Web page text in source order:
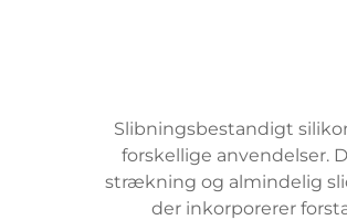
Slibningsbestandigt
forskellige anvendelser.
strækning og almindelig
der inkorporerer